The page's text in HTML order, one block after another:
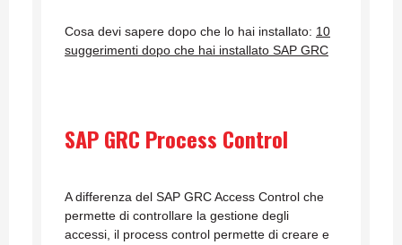
Cosa devi sapere dopo che lo hai installato: 10
suggerimenti dopo che hai installato SAP GRC
SAP GRC Process Control
A differenza del SAP GRC Access Control che
permette di controllare la gestione degli
accessi, il process control permette di creare e